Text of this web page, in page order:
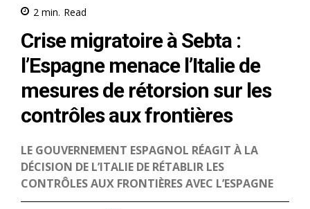
l'intelligence de
l'information